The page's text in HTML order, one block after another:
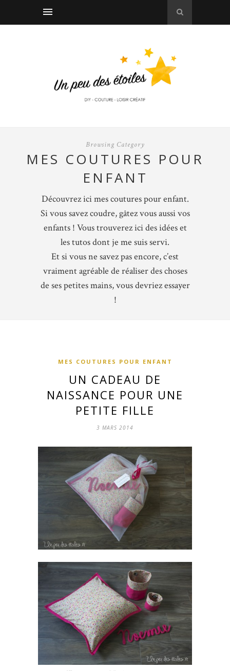
Browsing Category
MES COUTURES POUR
ENFANT
Découvrez ici mes coutures pour enfant.
Si vous savez coudre, gâtez vous aussi vos
enfants ! Vous trouverez ici des idées et
les tutos dont je me suis servi.
Et si vous ne savez pas encore, c’est
vraiment agréable de réaliser des choses
de ses petites mains, vous devriez essayer
!
MES COUTURES POUR ENFANT
UN CADEAU DE
NAISSANCE POUR UNE
PETITE FILLE
3 MARS 2014